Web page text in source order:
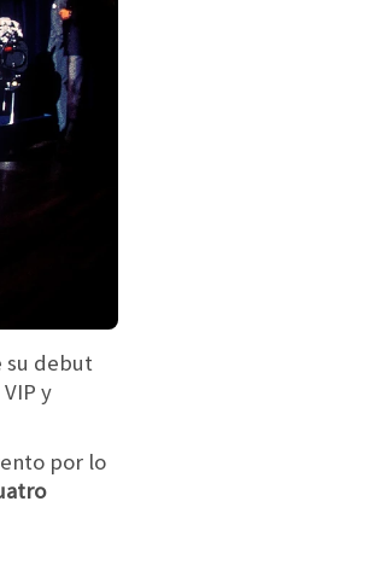
su debut
y
por lo